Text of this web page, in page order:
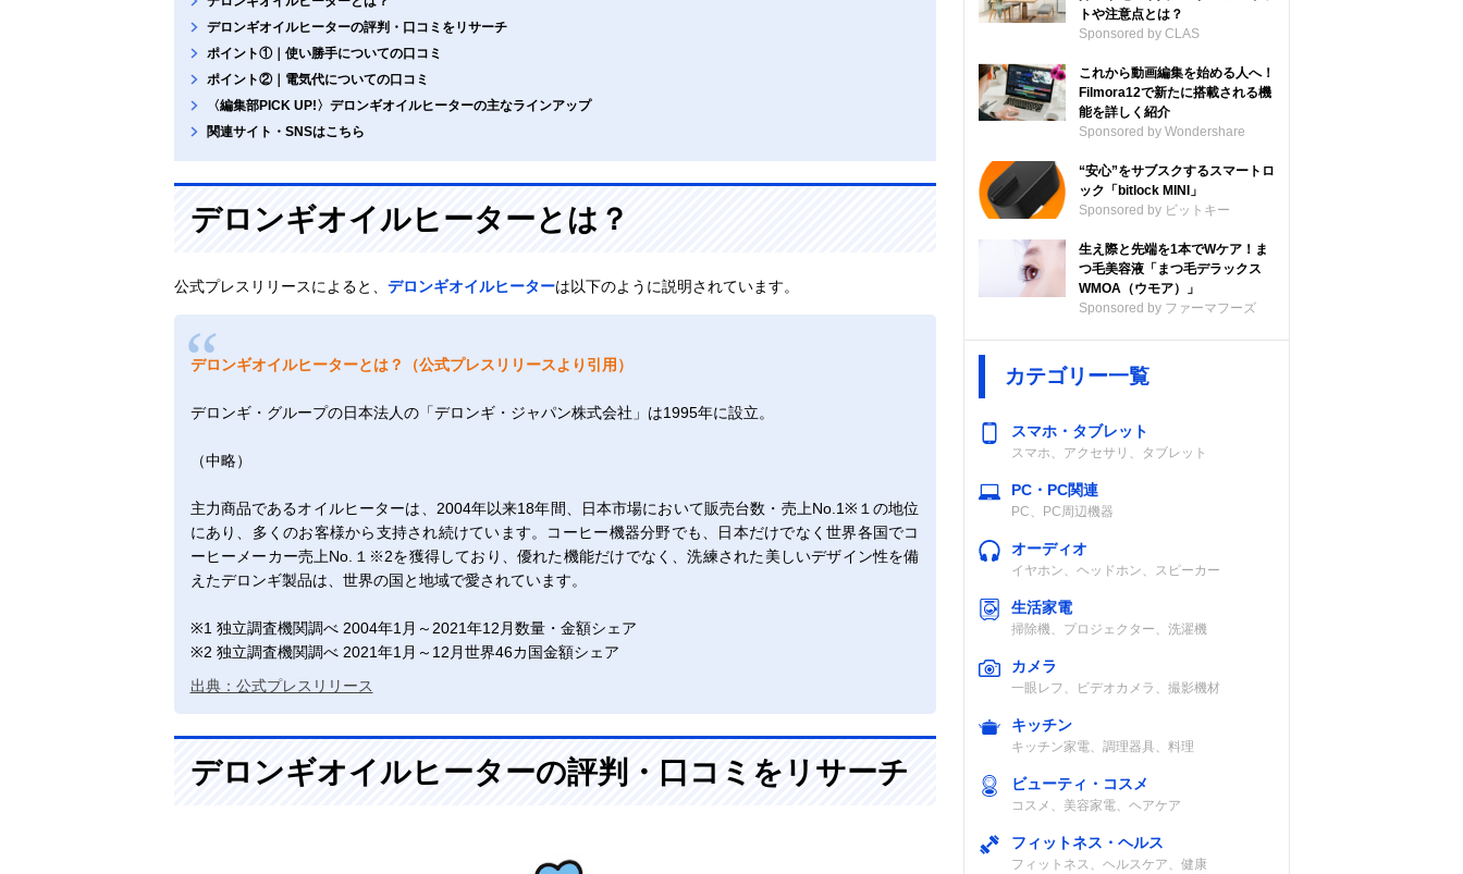
デロンギオイルヒーターの評判・口コミをリサーチ
ポイント①｜使い勝手についての口コミ
ポイント②｜電気代についての口コミ
〈編集部PICK UP!〉デロンギオイルヒーターの主なラインアップ
関連サイト・SNSはこちら
デロンギオイルヒーターとは？
公式プレスリリースによると、 デロンギオイルヒーターは以下のように説明されています。
デロンギオイルヒーターとは？（公式プレスリリースより引用）
デロンギ・グループの日本法人の「デロンギ・ジャパン株式会社」は1995年に設立。
（中略）
主力商品であるオイルヒーターは、2004年以来18年間、日本市場において販売台数・売上No.1※１の地位
にあり、多くのお客様から支持され続けています。コーヒー機器分野でも、日本だけでなく世界各国でコ
ーヒーメーカー売上No.１※2を獲得しており、優れた機能だけでなく、洗練された美しいデザイン性を備
えたデロンギ製品は、世界の国と地域で愛されています。
※1 独立調査機関調べ 2004年1月～2021年12月数量・金額シェア
※2 独立調査機関調べ 2021年1月～12月世界46カ国金額シェア
出典：公式プレスリリース
デロンギオイルヒーターの評判・口コミをリサーチ
トや注意点とは？
Sponsored by CLAS
これから動画編集を始める人へ！
Filmora12で新たに搭載される機
能を詳しく紹介
Sponsored by Wondershare
“安心”をサブスクするスマートロ
ック「bitlock MINI」
Sponsored by ビットキー
生え際と先端を1本でWケア！ま
つ毛美容液「まつ毛デラックス
WMOA（ウモア）」
Sponsored by ファーマフーズ
カテゴリー一覧
スマホ・タブレット
スマホ、アクセサリ、タブレット
PC・PC関連
PC、PC周辺機器
オーディオ
イヤホン、ヘッドホン、スピーカー
生活家電
掃除機、プロジェクター、洗濯機
カメラ
一眼レフ、ビデオカメラ、撮影機材
キッチン
キッチン家電、調理器具、料理
ビューティ・コスメ
コスメ、美容家電、ヘアケア
フィットネス・ヘルス
フィットネス、ヘルスケア、健康